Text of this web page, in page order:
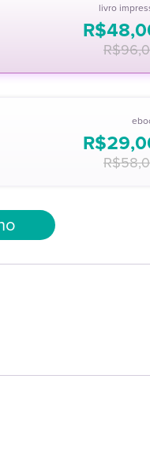
livro
R$
R$
R$
R$